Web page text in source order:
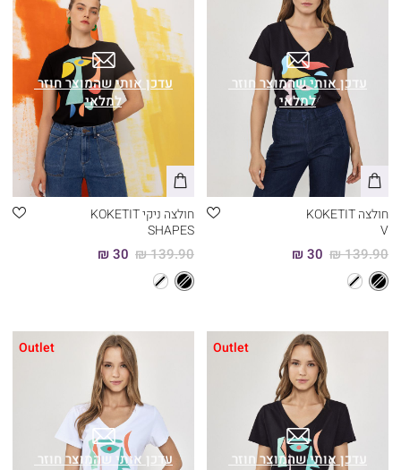
חולצה KOKETIT
V
30 ₪ 139.90 ₪
חולצה ניקי KOKETIT
SHAPES
30 ₪ 139.90 ₪
Outlet
Outlet